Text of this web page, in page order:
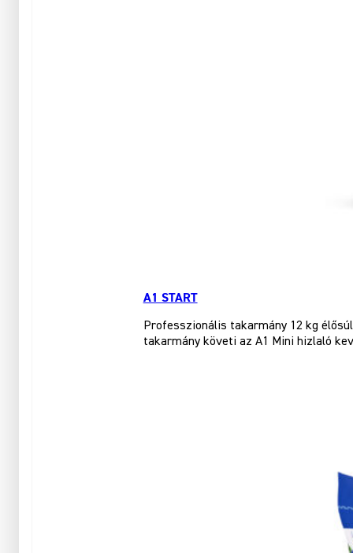
A1 START
Professzionális takarmány 12 kg
takarmány követi az A1 Mini hizlaló